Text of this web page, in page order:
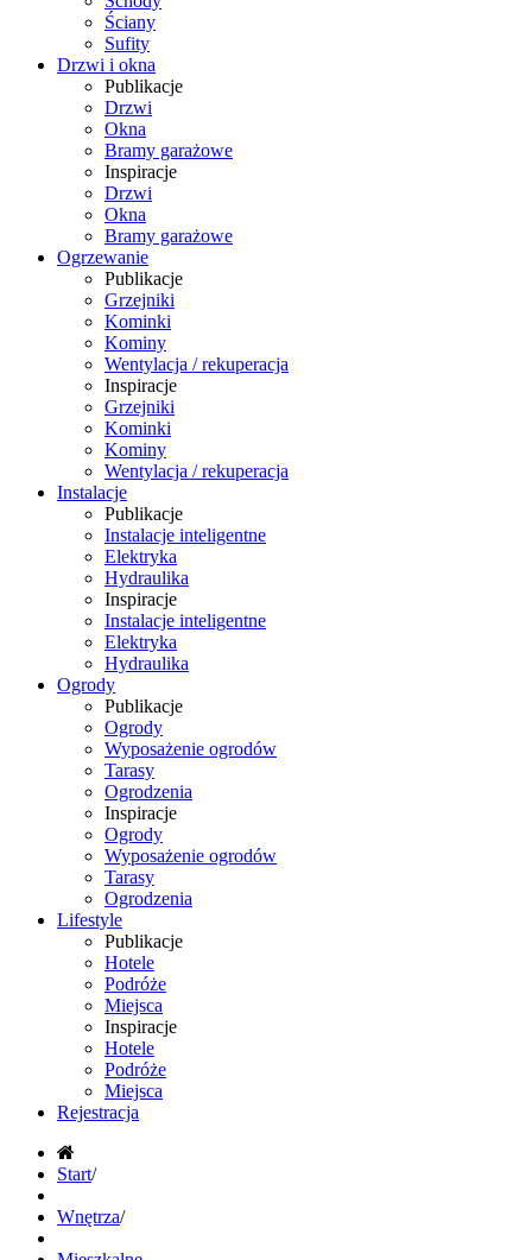
Ściany
Sufity
Drzwi i okna
Publikacje
Drzwi
Okna
Bramy garażowe
Inspiracje
Drzwi
Okna
Bramy garażowe
Ogrzewanie
Publikacje
Grzejniki
Kominki
Kominy
Wentylacja / rekuperacja
Inspiracje
Grzejniki
Kominki
Kominy
Wentylacja / rekuperacja
Instalacje
Publikacje
Instalacje inteligentne
Elektryka
Hydraulika
Inspiracje
Instalacje inteligentne
Elektryka
Hydraulika
Ogrody
Publikacje
Ogrody
Wyposażenie ogrodów
Tarasy
Ogrodzenia
Inspiracje
Ogrody
Wyposażenie ogrodów
Tarasy
Ogrodzenia
Lifestyle
Publikacje
Hotele
Podróże
Miejsca
Inspiracje
Hotele
Podróże
Miejsca
Rejestracja
Start/
Wnętrza/